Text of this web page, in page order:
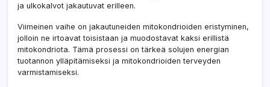
ja ulkokalvot jakautuvat erilleen.
Viimeinen vaihe on jakautuneiden mitokondrioiden eristyminen,
jolloin ne irtoavat toisistaan ja muodostavat kaksi erillistä
mitokondriota. Tämä prosessi on tärkeä solujen energian
tuotannon ylläpitämiseksi ja mitokondrioiden terveyden
varmistamiseksi.